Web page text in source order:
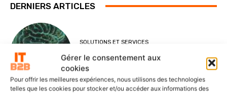
Gérer le consentement aux
cookies
Pour offrir les meilleures expériences, nous utilisons des technologies
telles que les cookies pour stocker et/ou accéder aux informations des
DERNIERS ARTICLES
SOLUTIONS ET SERVICES
ITS Group construit les fondations
d’une IA souveraine et maîtrisée